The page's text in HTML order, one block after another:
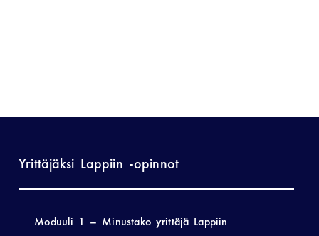
Yrittäjäksi Lappiin -opinnot
Moduuli 1 – Minustako yrittäjä Lappiin